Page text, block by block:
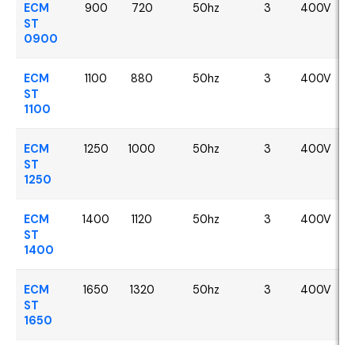
ECM
ST
0900
900 720 50hz 3 400V
ECM
ST
1100
1100 880 50hz 3 400V
ECM
ST
1250
1250 1000 50hz 3 400V
ECM
ST
1400
1400 1120 50hz 3 400V
ECM
ST
1650
1650 1320 50hz 3 400V